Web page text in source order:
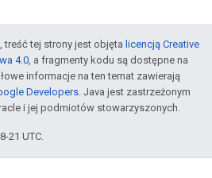
treść tej strony jest objęta licencją Creative
4.0, a fragmenty kodu są dostępne na
informacje na ten temat zawierają
Developers. Java jest zastrzeżonym
i jej podmiotów stowarzyszonych.
21 UTC.